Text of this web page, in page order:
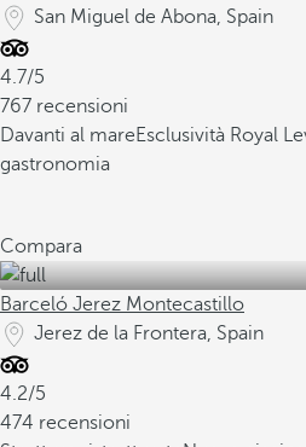
San Miguel de Abona, Spain
4.7/5
767 recensioni
Davanti al mareEsclusività Royal
gastronomia
Compara
Barceló Jerez Montecastillo
Jerez de la Frontera, Spain
4.2/5
474 recensioni